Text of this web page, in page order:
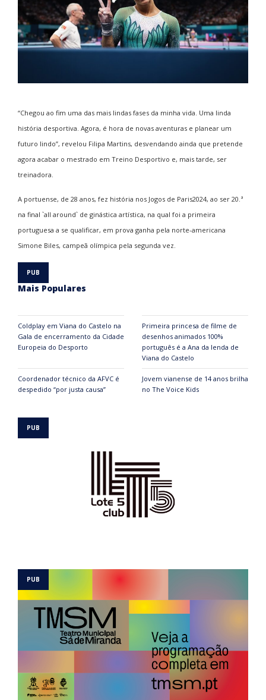
“Chegou ao fim uma das mais lindas fases da minha vida. Uma linda
história desportiva. Agora, é hora de novas aventuras e planear um
futuro lindo”, revelou Filipa Martins, desvendando ainda que pretende
agora acabar o mestrado em Treino Desportivo e, mais tarde, ser
treinadora.
A portuense, de 28 anos, fez história nos Jogos de Paris2024, ao ser 20.ª
na final `all around` de ginástica artística, na qual foi a primeira
portuguesa a se qualificar, em prova ganha pela norte-americana
Simone Biles, campeã olímpica pela segunda vez.
Mais Populares
Coldplay em Viana do Castelo na
Gala de encerramento da Cidade
Europeia do Desporto
Primeira princesa de filme de
desenhos animados 100%
português é a Ana da lenda de
Viana do Castelo
Coordenador técnico da AFVC é
despedido “por justa causa”
Jovem vianense de 14 anos brilha
no The Voice Kids